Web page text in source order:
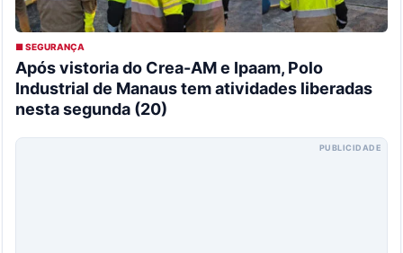
■ SEGURANÇA
Após vistoria do Crea-AM e Ipaam, Polo
Industrial de Manaus tem atividades liberadas
nesta segunda (20)
PUBLICIDADE